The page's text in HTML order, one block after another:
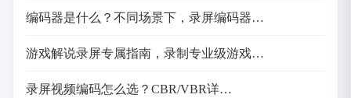
编码器是什么？不同场景下，录屏编码器…
游戏解说录屏专属指南，录制专业级游戏…
录屏视频编码怎么选？CBR/VBR详…